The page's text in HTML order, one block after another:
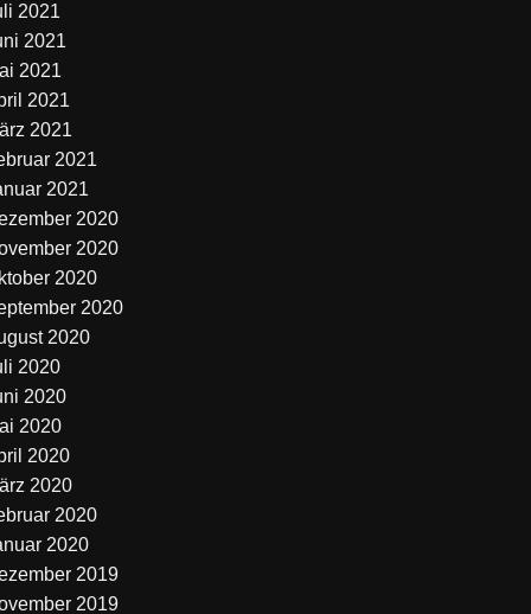
2021
2021
2021
2021
2021
2021
2021
2020
2020
2020
2020
2020
2020
2020
2020
2020
2020
2020
2020
2019
2019